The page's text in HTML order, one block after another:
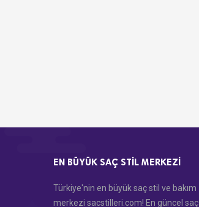
EN BÜYÜK SAÇ STIL MERKEZI
Türkiye'nin en büyük saç stil ve bakım
merkezi sacstilleri.com! En güncel saç